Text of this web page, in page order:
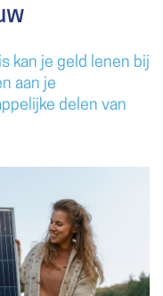
kan je geld lenen bij
aan je
delen van